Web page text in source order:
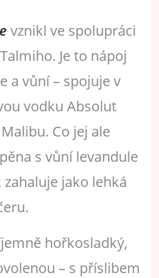
vznikl ve spolupráci
Je to nápoj
a vůní – spojuje v
vodku Absolut
Co jej ale
s vůní levandule
jako lehká
hořkosladký,
– s příslibem